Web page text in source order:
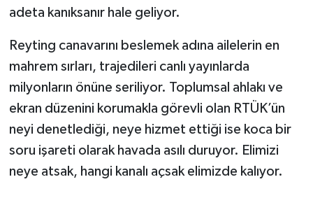
adeta kanıksanır hale geliyor.
Reyting canavarını beslemek adına ailelerin en
mahrem sırları, trajedileri canlı yayınlarda
milyonların önüne seriliyor. Toplumsal ahlakı ve
ekran düzenini korumakla görevli olan RTÜK’ün
neyi denetlediği, neye hizmet ettiği ise koca bir
soru işareti olarak havada asılı duruyor. Elimizi
neye atsak, hangi kanalı açsak elimizde kalıyor.